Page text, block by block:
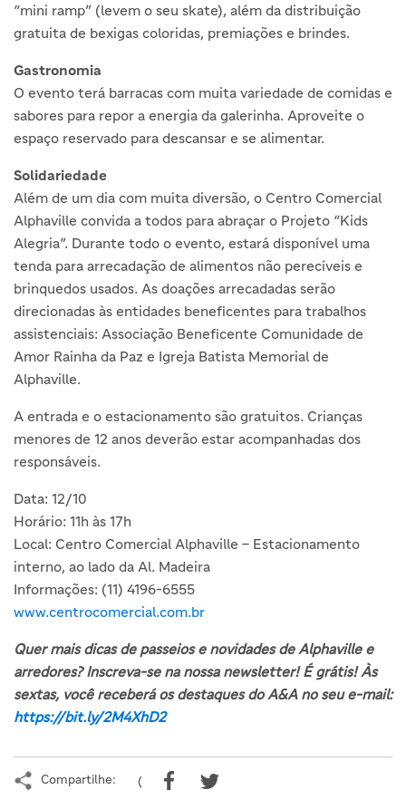
“mini ramp” (levem o seu skate), além da distribuição
gratuita de bexigas coloridas, premiações e brindes.
Gastronomia
O evento terá barracas com muita variedade de comidas e
sabores para repor a energia da galerinha. Aproveite o
espaço reservado para descansar e se alimentar.
Solidariedade
Além de um dia com muita diversão, o Centro Comercial
Alphaville convida a todos para abraçar o Projeto “Kids
Alegria”. Durante todo o evento, estará disponível uma
tenda para arrecadação de alimentos não perecíveis e
brinquedos usados. As doações arrecadadas serão
direcionadas às entidades beneficentes para trabalhos
assistenciais: Associação Beneficente Comunidade de
Amor Rainha da Paz e Igreja Batista Memorial de
Alphaville.
A entrada e o estacionamento são gratuitos. Crianças
menores de 12 anos deverão estar acompanhadas dos
responsáveis.
Data: 12/10
Horário: 11h às 17h
Local: Centro Comercial Alphaville – Estacionamento
interno, ao lado da Al. Madeira
Informações: (11) 4196-6555
www.centrocomercial.com.br
Quer mais dicas de passeios e novidades de Alphaville e
arredores? Inscreva-se na nossa newsletter! É grátis! Às
sextas, você receberá os destaques do A&A no seu e-mail:
https://bit.ly/2M4XhD2
Compartilhe: (